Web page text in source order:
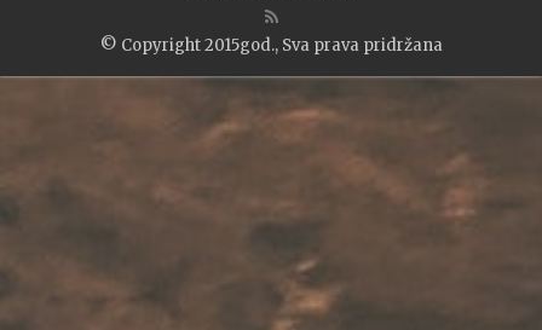
© Copyright 2015god., Sva prava pridržana